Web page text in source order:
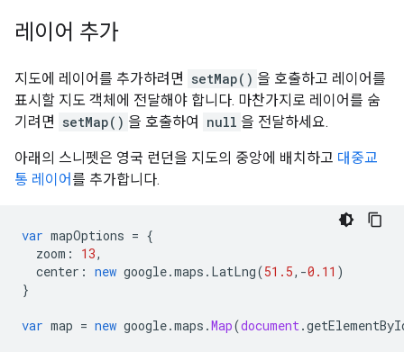
레이어 추가
지도에 레이어를 추가하려면 setMap() 을 호출하고 레이어를
표시할 지도 객체에 전달해야 합니다. 마찬가지로 레이어를 숨
기려면 setMap() 을 호출하여 null 을 전달하세요.
아래의 스니펫은 영국 런던을 지도의 중앙에 배치하고 대중교
통 레이어를 추가합니다.
var mapOptions = {
zoom : 13,
center : new google.maps . LatLng(51.5, -0.11 )
}
var map = new google.maps .Map(document.